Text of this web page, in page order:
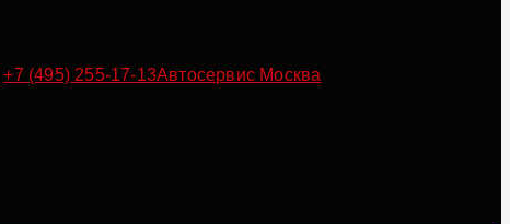
+7 (495) 255-17-13Автосервис Москва